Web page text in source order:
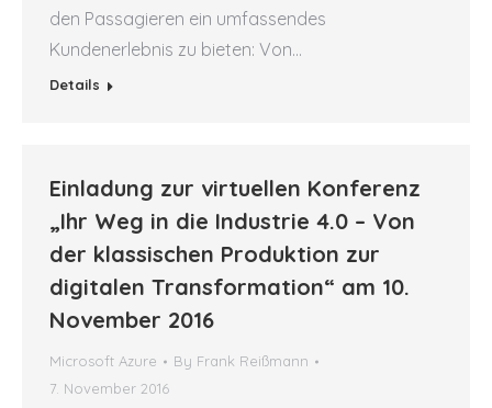
den Passagieren ein umfassendes
Kundenerlebnis zu bieten: Von…
Details
Einladung zur virtuellen Konferenz
„Ihr Weg in die Industrie 4.0 – Von
der klassischen Produktion zur
digitalen Transformation“ am 10.
November 2016
Microsoft Azure By Frank Reißmann
7. November 2016